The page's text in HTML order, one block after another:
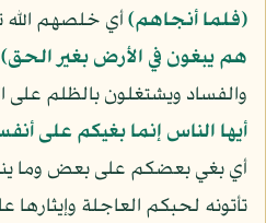
﴿فلما أنجاهم﴾أي خلصهم
هم يبغون في الأرض بغير الحق﴾
والفساد ويشتغلون بالظلم على
أيها الناس إنما بغيكم على
أي بغي بعضكم على بعض وما
تأتونه لحبكم العاجلة وإيثارها